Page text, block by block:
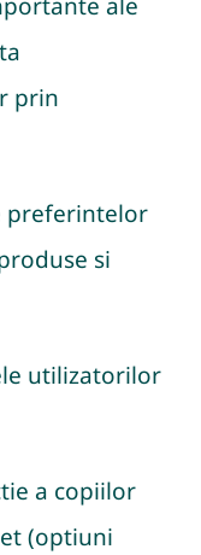
ale
prin
preferintelor
si
utilizatorilor
a copiilor
(optiuni